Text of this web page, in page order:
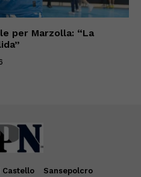
per Marzolla: “La
Castello
Sansepolcro